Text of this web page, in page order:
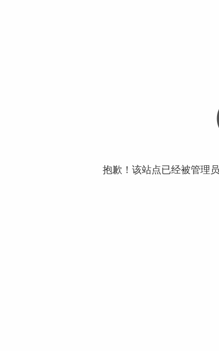
抱歉！该站点已经被管理